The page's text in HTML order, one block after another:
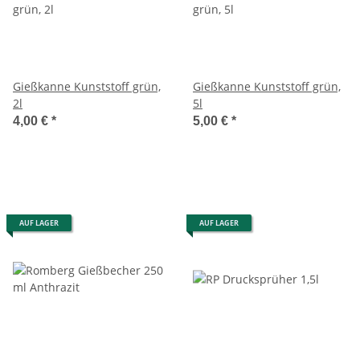
Gießkanne Kunststoff grün,
2l
4,00 € *
Gießkanne Kunststoff grün,
5l
5,00 € *
AUF LAGER AUF LAGER